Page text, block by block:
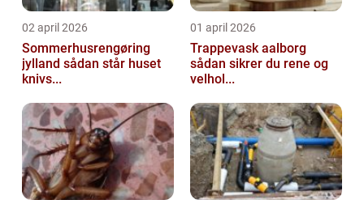
02 april 2026
Sommerhusrengøring
jylland sådan står huset
knivs...
01 april 2026
Trappevask aalborg
sådan sikrer du rene og
velhol...